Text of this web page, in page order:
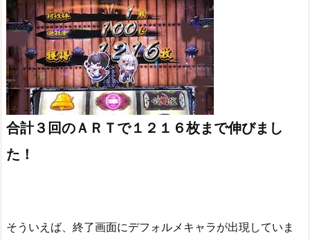
合計３回のＡＲＴで１２１６枚まで伸びまし
た！
そういえば、終了画面にデフォルメキャラが出現していま